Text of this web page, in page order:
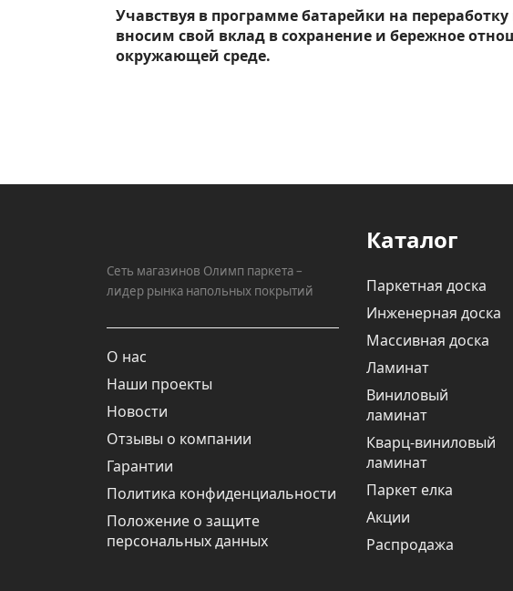
Учавствуя в программе батарейки на
вносим свой вклад в сохранение и бережное
окружающей среде.
Сеть магазинов Олимп паркета –
лидер рынка напольных покрытий
О нас
Наши проекты
Новости
Отзывы о компании
Гарантии
Политика конфиденциальности
Положение о защите
персональных данных
Каталог
Паркетная доска
Инженерная доска
Массивная доска
Ламинат
Виниловый
ламинат
Кварц-виниловый
ламинат
Паркет елка
Акции
Распродажа